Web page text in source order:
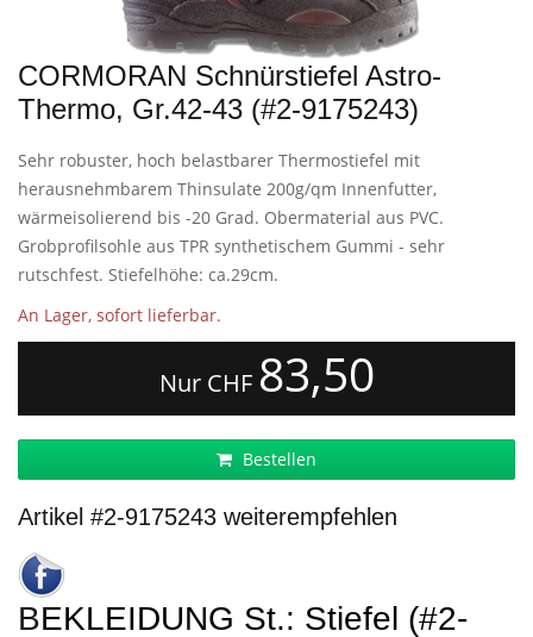
CORMORAN Schnürstiefel Astro-
Thermo, Gr.42-43 (#2-9175243)
Sehr robuster, hoch belastbarer Thermostiefel mit
herausnehmbarem Thinsulate 200g/qm Innenfutter,
wärmeisolierend bis -20 Grad. Obermaterial aus PVC.
Grobprofilsohle aus TPR synthetischem Gummi - sehr
rutschfest. Stiefelhöhe: ca.29cm.
An Lager, sofort lieferbar.
Nur CHF 83,50
Bestellen
Artikel #2-9175243 weiterempfehlen
BEKLEIDUNG St.: Stiefel (#2-